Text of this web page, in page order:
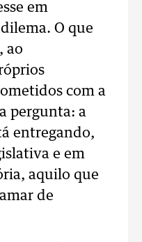
em
O que
ao
com a
pergunta: a
entregando,
e em
aquilo que
de